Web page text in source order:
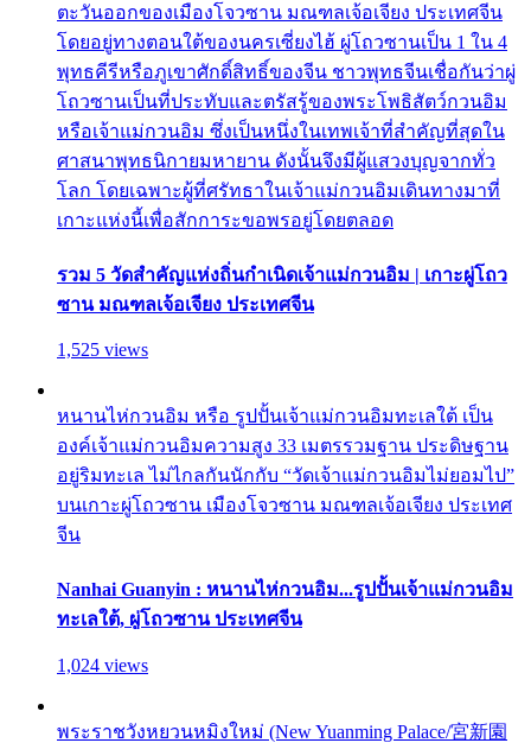
ตะวันออกของเมืองโจวซาน มณฑลเจ้อเจียง ประเทศจีน
โดยอยู่ทางตอนใต้ของนครเซี่ยงไฮ้ ผู่โถวซานเป็น 1 ใน 4
พุทธคีรีหรือภูเขาศักดิ์สิทธิ์ของจีน ชาวพุทธจีนเชื่อกันว่าผู่
โถวซานเป็นที่ประทับและตรัสรู้ของพระโพธิสัตว์กวนอิม
หรือเจ้าแม่กวนอิม ซึ่งเป็นหนึ่งในเทพเจ้าที่สำคัญที่สุดใน
ศาสนาพุทธนิกายมหายาน ดังนั้นจึงมีผู้แสวงบุญจากทั่ว
โลก โดยเฉพาะผู้ที่ศรัทธาในเจ้าแม่กวนอิมเดินทางมาที่
เกาะแห่งนี้เพื่อสักการะขอพรอยู่โดยตลอด
รวม 5 วัดสำคัญแห่งถิ่นกำเนิดเจ้าแม่กวนอิม | เกาะผู่โถว
ซาน มณฑลเจ้อเจียง ประเทศจีน
1,525 views
หนานไห่กวนอิม หรือ รูปปั้นเจ้าแม่กวนอิมทะเลใต้ เป็น
องค์เจ้าแม่กวนอิมความสูง 33 เมตรรวมฐาน ประดิษฐาน
อยู่ริมทะเล ไม่ไกลกันนักกับ “วัดเจ้าแม่กวนอิมไม่ยอมไป”
บนเกาะผู่โถวซาน เมืองโจวซาน มณฑลเจ้อเจียง ประเทศ
จีน
Nanhai Guanyin : หนานไห่กวนอิม...รูปปั้นเจ้าแม่กวนอิม
ทะเลใต้, ผู่โถวซาน ประเทศจีน
1,024 views
พระราชวังหยวนหมิงใหม่ (New Yuanming Palace/宮新園